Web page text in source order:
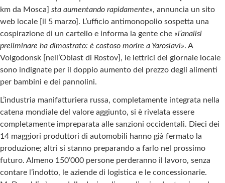
km da Mosca] sta aumentando rapidamente», annuncia un sito
web locale [il 5 marzo]. L’ufficio antimonopolio sospetta una
cospirazione di un cartello e informa la gente che «l’analisi
preliminare ha dimostrato: è costoso morire a Yaroslavl». A
Volgodonsk [nell’Oblast di Rostov], le lettrici del giornale locale
sono indignate per il doppio aumento del prezzo degli alimenti
per bambini e dei pannolini.
L’industria manifatturiera russa, completamente integrata nella
catena mondiale del valore aggiunto, si è rivelata essere
completamente impreparata alle sanzioni occidentali. Dieci dei
14 maggiori produttori di automobili hanno già fermato la
produzione; altri si stanno preparando a farlo nel prossimo
futuro. Almeno 150’000 persone perderanno il lavoro, senza
contare l’indotto, le aziende di logistica e le concessionarie.